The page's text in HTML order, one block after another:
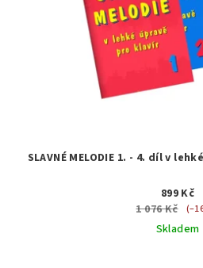
SLAVNÉ MELODIE 1. - 4. díl v
899 Kč
1 076 Kč
Skladem